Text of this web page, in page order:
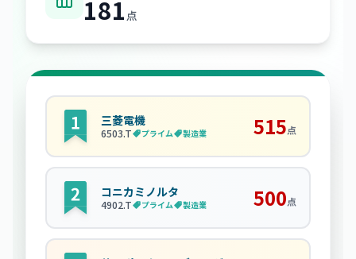
181 点
三菱電機
6503.T プライム 製造業 515点
コニカミノルタ
4902.T プライム 製造業 500点